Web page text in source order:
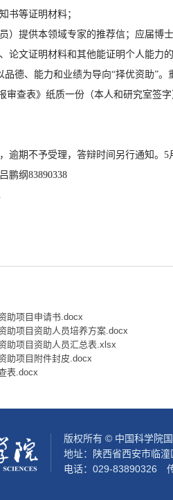
书等证明材料；
）提供本领域专家的推荐信；应届博
论文证明材料和其他能证明个人能力
品德、能力和业绩为导向“择优资助”
审查表》纸质一份（本人和研究室签字
逾期不予受理，答辩时间另行通知。
鹏纲83890338
授时
年4
助项目申请书.docx
助项目资助人员培养方案.docx
助项目资助人员汇总表.xlsx
助项目附件封皮.docx
表.docx
版权所有 © 中国科学院
地址：陕西省西安市临
电话：029-83890326